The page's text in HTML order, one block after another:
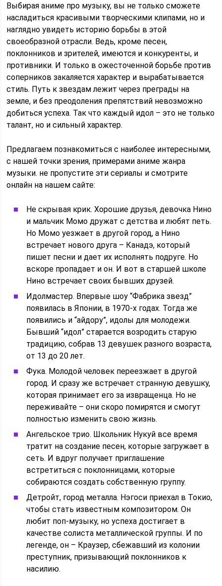
Выбирая аниме про музыку, вы не только сможете
насладиться красивыми творческими клипами, но и
наглядно увидеть историю борьбы в этой
своеобразной отрасли. Ведь, кроме песен,
поклонников и зрителей, имеются и конкуренты, и
противники. И только в ожесточенной борьбе против
соперников закаляется характер и вырабатывается
стиль. Путь к звездам лежит через преграды на
земле, и без преодоления препятствий невозможно
добиться успеха. Так что каждый идол – это не только
талант, но и сильный характер.
Предлагаем познакомиться с наиболее интересными,
с нашей точки зрения, примерами аниме жанра
музыки. не пропустите эти сериалы и смотрите
онлайн на нашем сайте:
Не скрывая крик. Хорошие друзья, девочка Нино
и мальчик Момо дружат с детства и любят петь.
Но Момо уезжает в другой город, а Нино
встречает нового друга – Канадэ, который
пишет песни и дает их исполнять подруге. Но
вскоре пропадает и он. И вот в старшей школе
Нино встречает своих бывших друзей.
Идолмастер. Впервые шоу “Фабрика звезд”
появилась в Японии, в 1970-х годах. Тогда же
появились и “айдору”, идолы для молодежи.
Бывший “идол” старается возродить старую
традицию, собрав 13 девушек разного возраста,
от 13 до 20 лет.
Фука. Молодой человек переезжает в другой
город. И сразу же встречает странную девушку,
которая принимает его за извращенца. Но не
переживайте – они скоро помирятся и смогут
полностью изменить свою жизнь.
Ангельское трио. Школьник Нукуй все время
тратит на создание песен, которые загружает в
сеть. И вдруг получает приглашение
встретиться с поклонницами, которые
собираются создать собственную группу.
Детройт, город металла. Нэгоси приехал в Токио,
чтобы стать известным композитором. Он
любит поп-музыку, но успеха достигает в
качестве солиста металлической группы. И по
легенде, он – Краузер, сбежавший из колонии
преступник, призывающий поклонников к
насилию.